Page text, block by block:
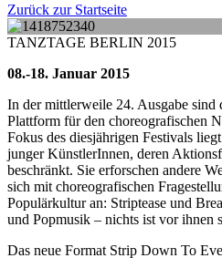
Zurück zur Startseite
TANZTAGE BERLIN 2015
08.-18. Januar 2015
In der mittlerweile 24. Ausgabe sind
Plattform für den choreografischen
Fokus des diesjährigen Festivals
junger KünstlerInnen, deren
beschränkt. Sie erforschen andere
sich mit choreografischen
Populärkultur an: Striptease und
und Popmusik – nichts ist vor ihnen
Das neue Format Strip Down To